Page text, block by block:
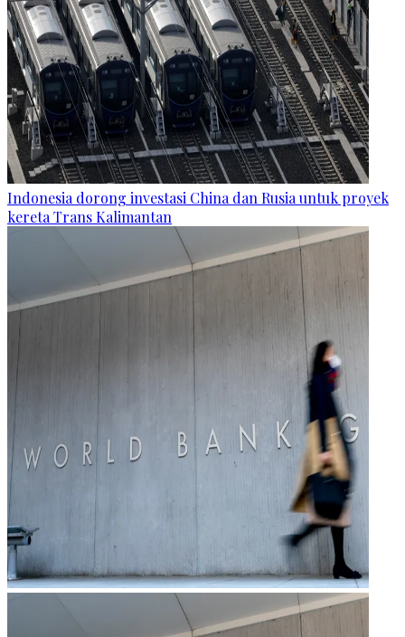
Indonesia dorong investasi China dan Rusia untuk proyek
kereta Trans Kalimantan